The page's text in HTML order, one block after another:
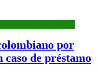
por
de préstamo